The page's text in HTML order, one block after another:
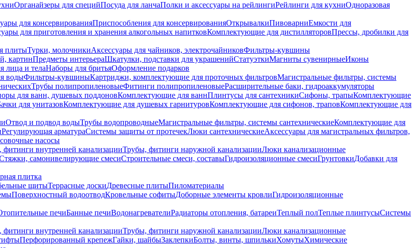
Органайзеры для специйПосуда для ланчаПолки и аксессуары на рейлингиРейлинги для кухниОдноразовая
для консервированияПриспособления для консервированияОткрывалкиПивоварниЕмкости для
для приготовления и хранения алкогольных напитковКомплектующие для дистилляторовПрессы, дробилки для
плитыТурки, молочникиАксессуары для чайников, электрочайниковФильтры-кувшины
картинПредметы интерьераШкатулки, подставки для украшенийСтатуэткиМагниты сувенирныеИконы
лица и телаНаборы для бритьяОформление подарков
водыФильтры-кувшиныКартриджи, комплектующие для проточных фильтровМагистральные фильтры, системы
Трубы полипропиленовыеФитинги полипропиленовыеРасширительные баки, гидроаккумуляторы
для ванн, душевых поддоновКомплектующие для ваннПлинтусы для сантехникиСифоны, трапыКомплектующие
для унитазовКомплектующие для душевых гарнитуровКомплектующие для сифонов, траповКомплектующие для
Отвод и подвод водыТрубы водопроводныеМагистральные фильтры, системы сантехническиеКомплектующие для
Регулирующая арматураСистемы защиты от протечекЛюки сантехническиеАксессуары для магистральных фильтров,
насосы
фитинги внутренней канализацииТрубы, фитинги наружной канализацииЛюки канализационные
самонивелирующие смесиСтроительные смеси, составыГидроизоляционные смесиГрунтовкиДобавки для
плитка
щитыТеррасные доскиДревесные плитыПиломатериалы
Поверхностный водоотводКровельные софитыДоборные элементы кровлиГидроизоляционные
печиБанные печиВодонагревателиРадиаторы отопления, батареиТеплый полТеплые плинтусыСистемы
фитинги внутренней канализацииТрубы, фитинги наружной канализацииЛюки канализационные
Перфорированный крепежГайки, шайбыЗаклепкиБолты, винты, шпилькиХомутыХимические